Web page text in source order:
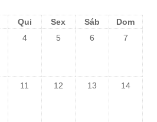
Qui Sex Sáb
Dom
4 5 6 7
11 12 13 14